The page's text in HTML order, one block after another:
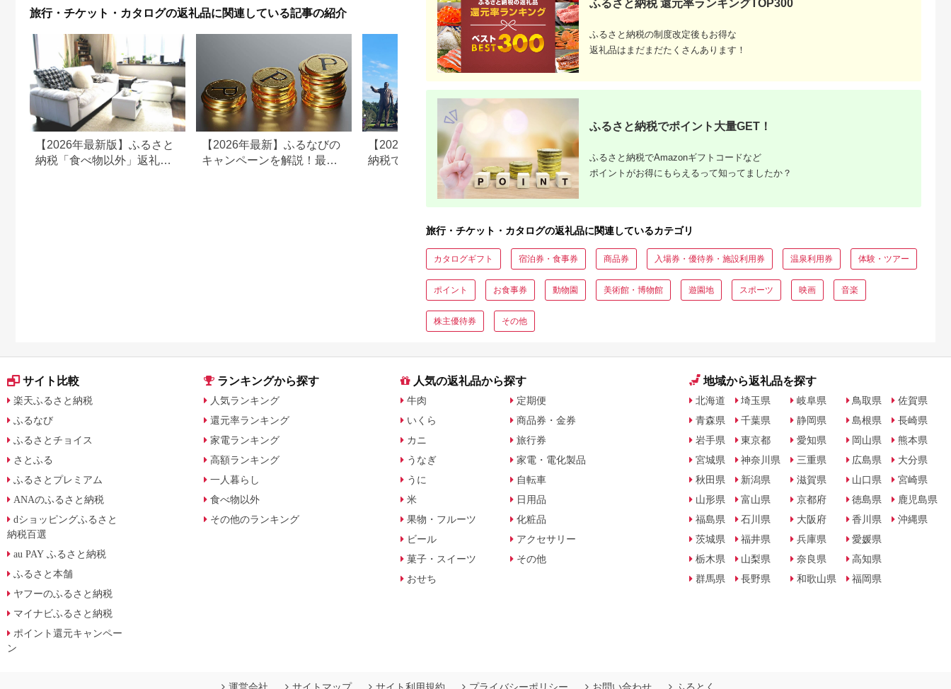
揚げ物 母の日 ギフト
お歳暮 食品 敬老の日
だわり 大磯グルメ 】
旅行・チケット・カタログの返礼品に関連している記事の紹介
【2026年最新版】ふるさと
納税「食べ物以外」返礼品
【2026年最新】ふるなびの
キャンペーンを解説！最大
【2026年最新版】ふるさと
納税でディズニー返礼品は
もらえる？ホテル・チケッ
ト・公式グッズを徹底解説
ふるさと納税、年収いくら
で30万円寄付できる？おす
すめ返礼品も紹介
ふるさと納税 還元率ランキングTOP300
ふるさと納税の制度改定後もお得な
返礼品はまだまだたくさんあります！
ふるさと納税でポイント大量GET！
ふるさと納税でAmazonギフトコードなど
ポイントがお得にもらえるって知ってましたか？
旅行・チケット・カタログの返礼品に関連しているカテゴリ
カタログギフト 宿泊券・食事券 商品券 入場券・優待券・施設利用券 温泉利用券 体験・ツアー
ポイント お食事券 動物園 美術館・博物館 遊園地 スポーツ 映画 音楽
株主優待券 その他
サイト比較
楽天ふるさと納税
ふるなび
ふるさとチョイス
さとふる
ふるさとプレミアム
ANAのふるさと納税
dショッピングふるさと
納税百選
au PAY ふるさと納税
ふるさと本舗
ヤフーのふるさと納税
マイナビふるさと納税
ポイント還元キャンペー
ン
ランキングから探す
人気ランキング
還元率ランキング
家電ランキング
高額ランキング
一人暮らし
食べ物以外
その他のランキング
人気の返礼品から探す
牛肉
いくら
カニ
うなぎ
うに
米
果物・フルーツ
ビール
菓子・スイーツ
おせち
定期便
商品券・金券
旅行券
家電・電化製品
自転車
日用品
化粧品
アクセサリー
その他
地域から返礼品を探す
北海道
青森県
岩手県
宮城県
秋田県
山形県
福島県
茨城県
栃木県
群馬県
埼玉県
千葉県
東京都
神奈川県
新潟県
富山県
石川県
福井県
山梨県
長野県
岐阜県
静岡県
愛知県
三重県
滋賀県
京都府
大阪府
兵庫県
奈良県
和歌山県
鳥取県
島根県
岡山県
広島県
山口県
徳島県
香川県
愛媛県
高知県
福岡県
佐賀県
長崎県
熊本県
大分県
宮崎県
鹿児島県
沖縄県